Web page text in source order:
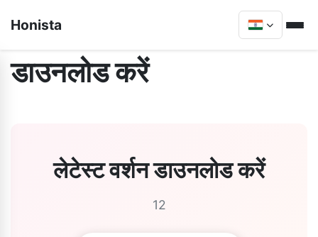
Honista
डाउनलोड करें
लेटेस्ट वर्शन डाउनलोड करें
12